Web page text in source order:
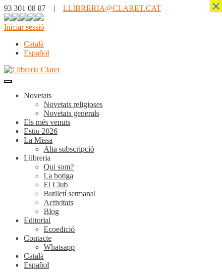
93 301 08 87 | LLIBRERIA@CLARET.CAT
Iniciar sessió
Català
Español
Novetats
Novetats religioses
Novetats generals
Els més venuts
Estiu 2026
La Missa
Alta subscripció
Llibreria
Qui som?
La botiga
El Club
Butlletí setmanal
Activitats
Blog
Editorial
Ecoedició
Contacte
Whatsapp
Català
Español
×